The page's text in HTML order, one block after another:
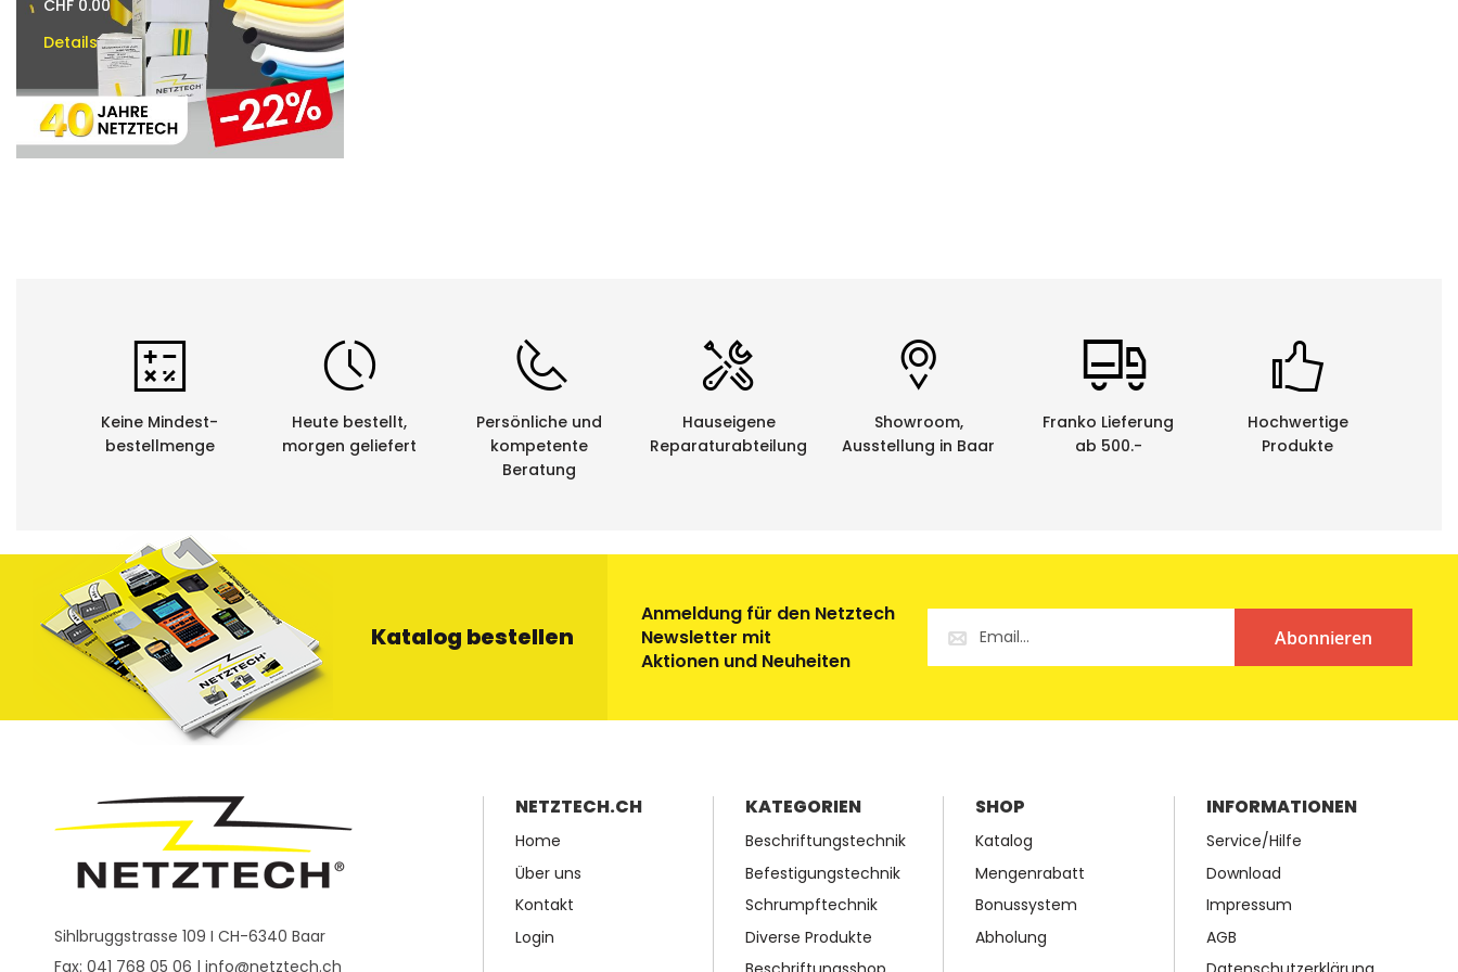
CHF 0.00
Details
Keine Mindest-
bestellmenge
Heute bestellt,
morgen geliefert
Persönliche und
kompetente
Beratung
Hauseigene
Reparaturabteilung
Showroom,
Ausstellung in Baar
Franko Lieferung
ab 500.-
Hochwertige
Produkte
Katalog bestellen
Anmeldung für den Netztech
Newsletter mit
Aktionen und Neuheiten
Abonnieren
Sihlbruggstrasse 109 I CH-6340 Baar
Fax: 041 768 05 06 | info@netztech.ch
NETZTECH.CH
Home
Über uns
Kontakt
Login
KATEGORIEN
Beschriftungstechnik
Befestigungstechnik
Schrumpftechnik
Diverse Produkte
SHOP
Katalog
Mengenrabatt
Bonussystem
Abholung
INFORMATIONEN
Service/Hilfe
Download
Impressum
AGB